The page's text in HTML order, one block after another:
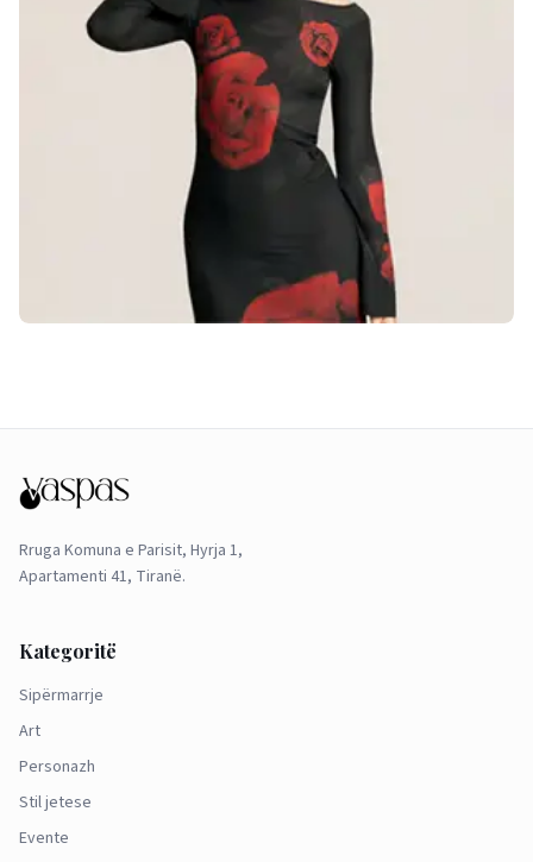
Rruga Komuna e Parisit, Hyrja 1,
Apartamenti 41, Tiranë.
Kategoritë
Sipërmarrje
Art
Personazh
Stil jetese
Evente